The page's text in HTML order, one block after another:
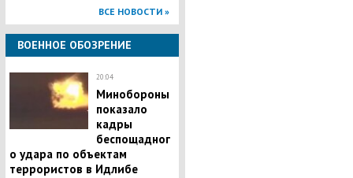
ВСЕ НОВОСТИ »
ВОЕННОЕ ОБОЗРЕНИЕ
20:04
Минобороны
показало
кадры
беспощадног
о удара по объектам
террористов в Идлибе